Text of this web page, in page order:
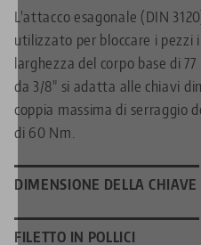
L'attacco esagonale (DIN
utilizzato per bloccare i pezzi
larghezza del corpo base di
da 3/8" si adatta alle chiavi
coppia massima di serraggio
di 60 Nm.
DIMENSIONE DELLA CHIAVE
FILETTO IN POLLICI